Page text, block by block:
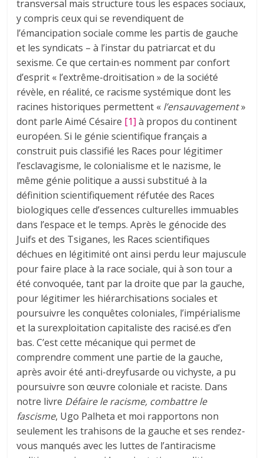
transversal mais structure tous les espaces sociaux,
y compris ceux qui se revendiquent de
l’émancipation sociale comme les partis de gauche
et les syndicats – à l’instar du patriarcat et du
sexisme. Ce que certain∙es nomment par confort
d’esprit « l’extrême-droitisation » de la société
révèle, en réalité, ce racisme systémique dont les
racines historiques permettent « l’ensauvagement»
dont parle Aimé Césaire [1] à propos du continent
européen. Si le génie scientifique français a
construit puis classifié les Races pour légitimer
l’esclavagisme, le colonialisme et le nazisme, le
même génie politique a aussi substitué à la
définition scientifiquement réfutée des Races
biologiques celle d’essences culturelles immuables
dans l’espace et le temps. Après le génocide des
Juifs et des Tsiganes, les Races scientifiques
déchues en légitimité ont ainsi perdu leur majuscule
pour faire place à la race sociale, qui à son tour a
été convoquée, tant par la droite que par la gauche,
pour légitimer les hiérarchisations sociales et
poursuivre les conquêtes coloniales, l’impérialisme
et la surexploitation capitaliste des racisé.es d’en
bas. C’est cette mécanique qui permet de
comprendre comment une partie de la gauche,
après avoir été anti-dreyfusarde ou vichyste, a pu
poursuivre son œuvre coloniale et raciste. Dans
notre livre Défaire le racisme, combattre le
fascisme, Ugo Palheta et moi rapportons non
seulement les trahisons de la gauche et ses rendez-
vous manqués avec les luttes de l’antiracisme